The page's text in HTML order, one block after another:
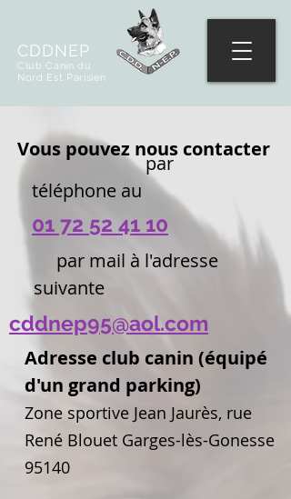
CDDNEP
Club Canin du
Nord Est Parisien
par
téléphone au
Vous pouvez nous contacter
01 72 52 41 10
par mail à l'adresse
suivante
cddnep95@aol.com
Adresse club canin (équipé
d'un grand parking)
Zone sportive Jean Jaurès, rue
René Blouet Garges-lès-Gonesse
95140